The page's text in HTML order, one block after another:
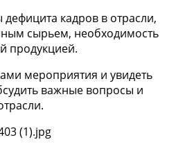
кадров в отрасли,
сырьем, необходимость
продукцией.
мероприятия и увидеть
важные вопросы и